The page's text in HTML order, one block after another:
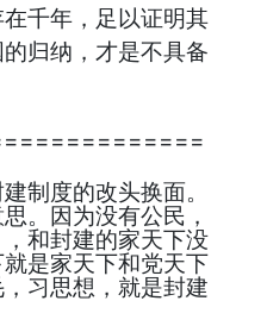
千年，足以证明其
归纳，才是不具备
制度的改头换面。
。因为没有公民，
和封建的家天下没
是家天下和党天下
习思想，就是封建